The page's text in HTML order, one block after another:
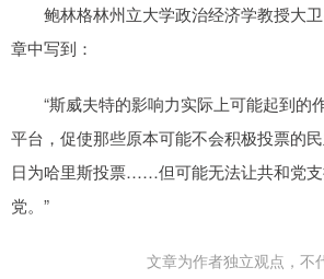
鲍林格林州立大学政治经济学教授大卫
章中写到：
“斯威夫特的影响力实际上可能起到的
平台，促使那些原本可能不会积极投票的
日为哈里斯投票……但可能无法让共和党
党。”
文章为作者独立观点，不